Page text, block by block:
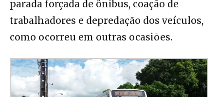
parada forçada de ônibus, coação de
trabalhadores e depredação dos veículos,
como ocorreu em outras ocasiões.